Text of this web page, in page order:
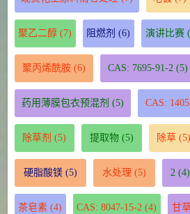
聚乙二醇 (7) 阻燃剂 (6) 演讲比赛
聚丙烯酰胺(6) CAS: 7695-91-2 (5)
药用薄膜包衣预混剂 (5) CAS:
除草剂 (5) 提取物(5) 除草 (5)
硬脂酸镁(5) 水处理 (5) 2 (4)
茶皂素 (4) CAS: 8047-15-2 (4) 甘